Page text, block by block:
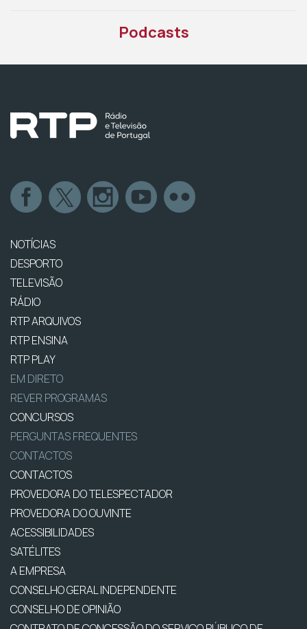
Podcasts
NOTÍCIAS
DESPORTO
TELEVISÃO
RÁDIO
RTP ARQUIVOS
RTP ENSINA
RTP PLAY
EM DIRETO
REVER PROGRAMAS
CONCURSOS
PERGUNTAS FREQUENTES
CONTACTOS
CONTACTOS
PROVEDORA DO TELESPECTADOR
PROVEDORA DO OUVINTE
ACESSIBILIDADES
SATÉLITES
A EMPRESA
CONSELHO GERAL INDEPENDENTE
CONSELHO DE OPINIÃO